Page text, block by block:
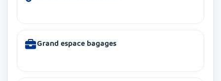
Grand espace bagages